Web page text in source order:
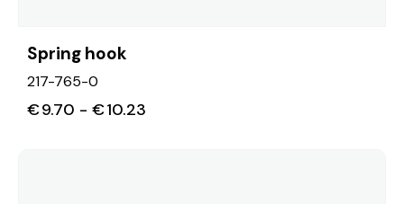
Spring hook
217-765-0
€9.70 - €10.23